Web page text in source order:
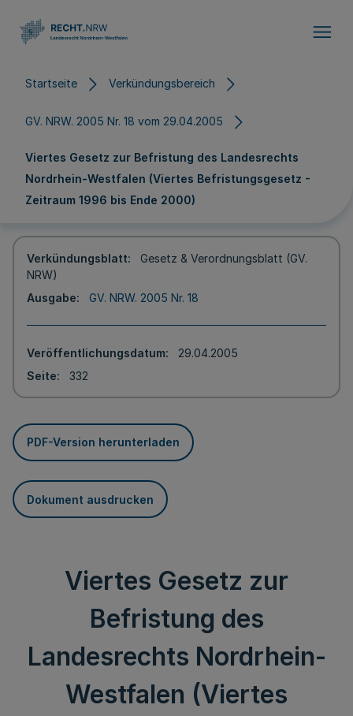
Startseite Verkündungsbereich
GV. NRW. 2005 Nr. 18 vom 29.04.2005
Viertes Gesetz zur Befristung des Landesrechts
Nordrhein-Westfalen (Viertes Befristungsgesetz -
Zeitraum 1996 bis Ende 2000)
Verkündungsblatt
Gesetz & Verordnungsblatt (GV.
NRW)
Ausgabe
GV. NRW. 2005 Nr. 18
Veröffentlichungsdatum
29.04.2005
Seite
332
PDF-Version herunterladen
Dokument ausdrucken
Viertes Gesetz zur
Befristung des
Landesrechts Nordrhein-
Westfalen (Viertes